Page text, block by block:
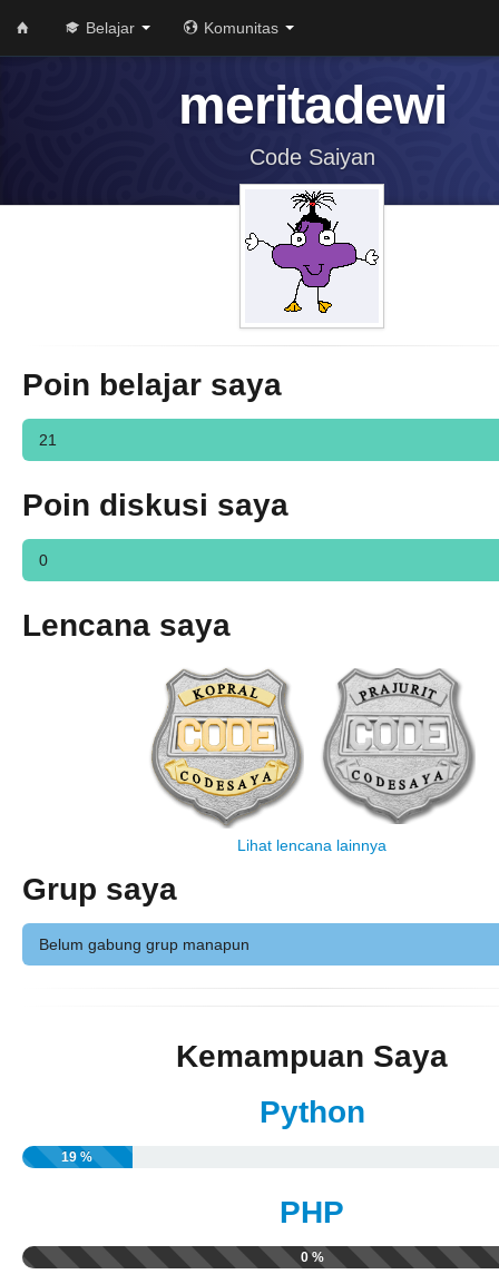
Belajar Komunitas
meritadewi
Code Saiyan
Poin belajar saya
21
Poin diskusi saya
0
Lencana saya
Lihat lencana lainnya
Grup saya
Belum gabung grup manapun
Kemampuan Saya
Python
19 %
PHP
0 %